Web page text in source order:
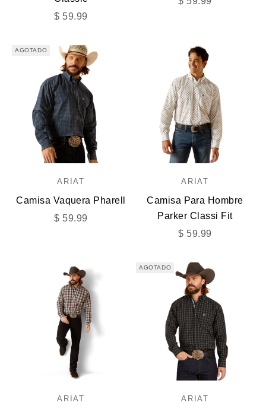
Precio de oferta
$ 59.99
AGOTADO
ARIAT
Camisa Vaquera Pharell
Precio de oferta
$ 59.99
ARIAT
Camisa Para Hombre
Parker Classi Fit
Precio de oferta
$ 59.99
ARIAT
AGOTADO
ARIAT